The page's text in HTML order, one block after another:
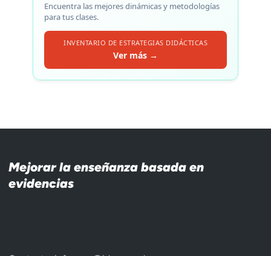
Encuentra las mejores dinámicas y metodologías
para tus clases.
INVENTARIO DE ESTRATEGIAS DIDÁCTICAS
Ver más →
Mejorar la enseñanza basada en
evidencias